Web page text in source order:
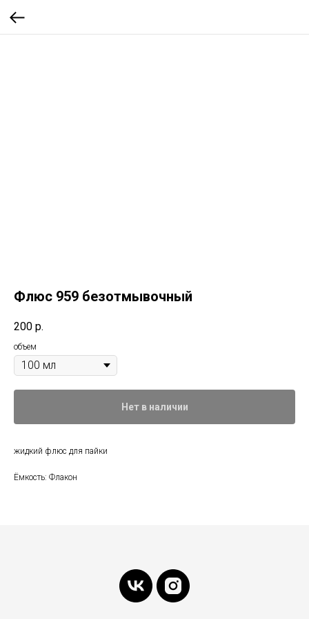
Флюс 959 безотмывочный
200 р.
объем
Нет в наличии
жидкий флюс для пайки
Ёмкость: Флакон